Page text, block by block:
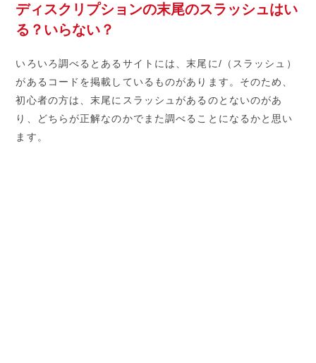
ディスクリプションの末尾のスラッシュはい
る？いらない？
いろいろ調べるとあるサイトには、末尾に/（スラッシュ）
があるコードを掲載しているものがあります。そのため、
初心者の方は、末尾にスラッシュがあるのとないのがあ
り、どちらが正解なのかでまた調べることになるかと思い
ます。